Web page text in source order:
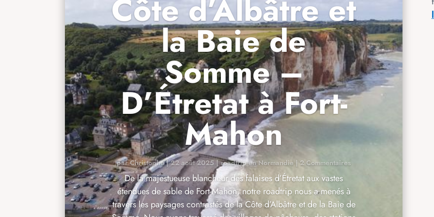
Côte d’Albâtre et
la Baie de
Somme –
D’Étretat à Fort-
Mahon
parChristophe|22 août 2025|roadtrip en Normandie | 2 Commentaires
De la majestueuse blancheur des falaises d’Étretat aux vastes
étendues de sable de Fort-Mahon, notre roadtrip nous a menés à
travers les paysages contrastés de la Côte d’Albâtre et de la Baie de